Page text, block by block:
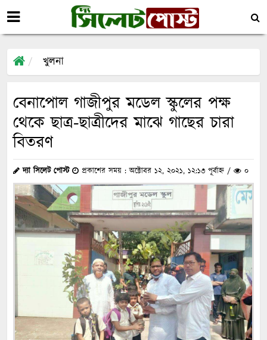
খুলনা
বেনাপোল গাজীপুর মডেল স্কুলের পক্ষ
থেকে ছাত্র-ছাত্রীদের মাঝে গাছের চারা
বিতরণ
দ্যা সিলেট পোস্ট প্রকাশের সময় : অক্টোবর ১২, ২০২১, ১২:১৩ পূর্বাহ্ন / ০